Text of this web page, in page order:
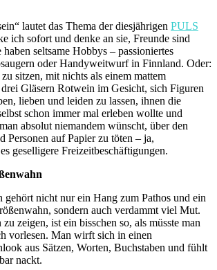
lautet das Thema der diesjährigen PULS
ich sofort und denke an sie, Freunde sind
seltsame Hobbys – passioniertes
oder Handyweitwurf in Finnland. Oder:
sitzen, mit nichts als einem mattem
Gläsern Rotwein im Gesicht, sich Figuren
lieben und leiden zu lassen, ihnen die
schon immer mal erleben wollte und
absolut niemandem wünscht, über den
Personen auf Papier zu töten – ja,
geselligere Freizeitbeschäftigungen.
gehört nicht nur ein Hang zum Pathos und ein
sondern auch verdammt viel Mut.
zu zeigen, ist ein bisschen so, als müsste man
vorlesen. Man wirft sich in einen
aus Sätzen, Worten, Buchstaben und fühlt
nackt.